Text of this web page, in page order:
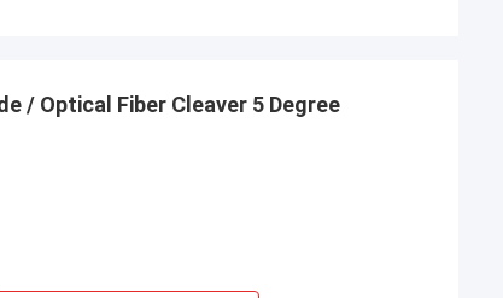
/ Optical Fiber Cleaver 5 Degree